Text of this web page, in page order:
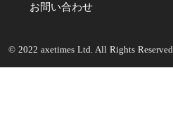
お問い合わせ
© 2022 axetimes Ltd. All Rights Reserved.